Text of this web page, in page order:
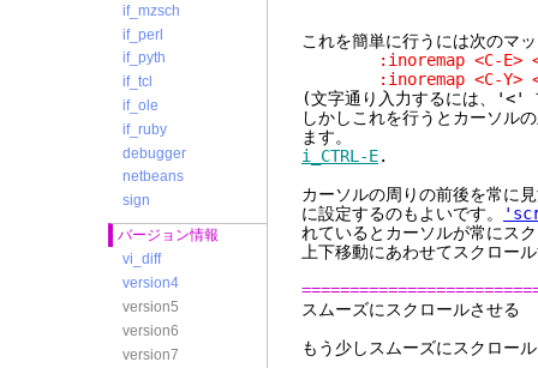
if_mzsch
if_perl
if_pyth
if_tcl
if_ole
if_ruby
debugger
netbeans
sign
バージョン情報
vi_diff
version4
version5
version6
version7
これを簡単に行うには次のマ
:inoremap <C-E> <C-
:inoremap <C-Y> <C-
(文字通り入力するには、'<'
しかしこれを行うとカーソル
ます。
i_CTRL-E.
カーソルの周りの前後を常に
に設定するのもよいです。
れているとカーソルが常にス
上下移動にあわせてスクロー
スムーズに
もう少しスムーズにスクロー